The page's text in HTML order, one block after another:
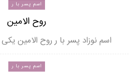
اسم پسر با ر
روح الامین
اسم نوزاد پسر با ر روح الامین
اسم پسر با ر